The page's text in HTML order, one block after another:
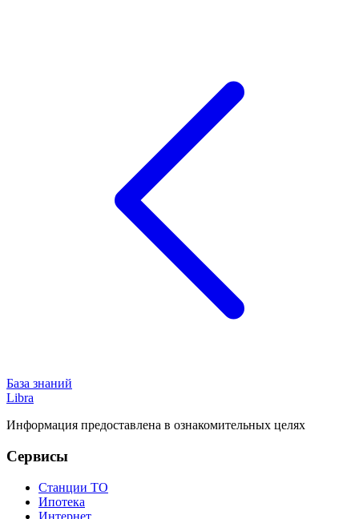
База знаний
Libra
Информация предоставлена в ознакомительных целях
Сервисы
Станции ТО
Ипотека
Интернет